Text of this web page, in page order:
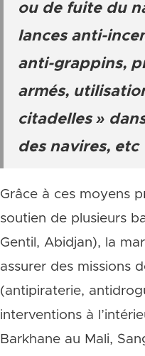
ou de fuite du
lances anti-
anti-grappins,
armés,
citadelles »
des navires, etc
Grâce à ces moyens
soutien de plusieurs
Gentil, Abidjan), la
assurer des missions
(antipiraterie,
interventions à
Barkhane au Mali,